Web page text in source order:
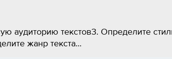
аудиторию текстов3. Определите
жанр текста​...